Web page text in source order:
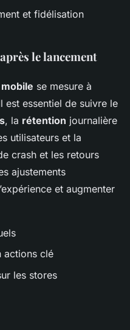
et fidélisation
le lancement
se mesure à
est essentiel de suivre le
, la rétention journalière
utilisateurs et la
crash et les retours
ajustements
et augmenter
actions clé
les stores